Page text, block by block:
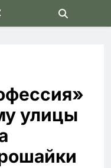
улицы